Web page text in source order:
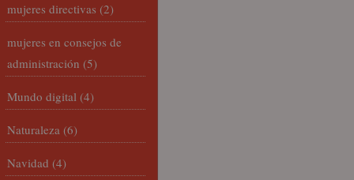
mujeres directivas (2)
mujeres en consejos de
administración (5)
Mundo digital (4)
Naturaleza (6)
Navidad (4)